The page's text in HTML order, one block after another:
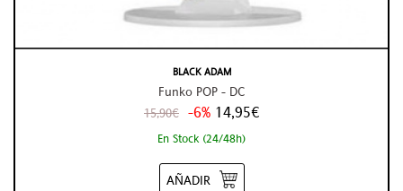
BLACK ADAM
Funko POP - DC
15,90€ -6% 14,95€
En Stock (24/48h)
AÑADIR